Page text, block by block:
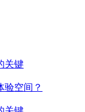
关键
验空间？